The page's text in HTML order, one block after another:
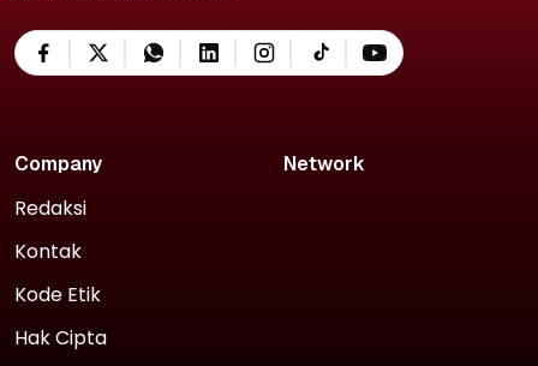
Company
Redaksi
Kontak
Kode Etik
Hak Cipta
Network